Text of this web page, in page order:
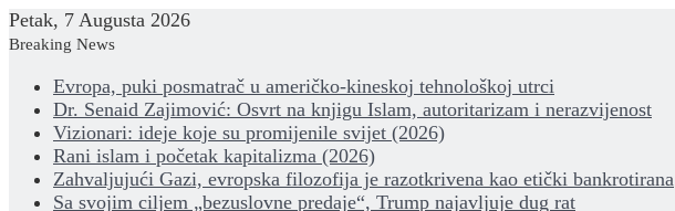
Petak, 7 Augusta 2026
Breaking News
Evropa, puki posmatrač u američko-kineskoj tehnološkoj utrci
Dr. Senaid Zajimović: Osvrt na knjigu Islam, autoritarizam i nerazvijenost
Vizionari: ideje koje su promijenile svijet (2026)
Rani islam i početak kapitalizma (2026)
Zahvaljujući Gazi, evropska filozofija je razotkrivena kao etički bankrotirana
Sa svojim ciljem „bezuslovne predaje“, Trump najavljuje dug rat